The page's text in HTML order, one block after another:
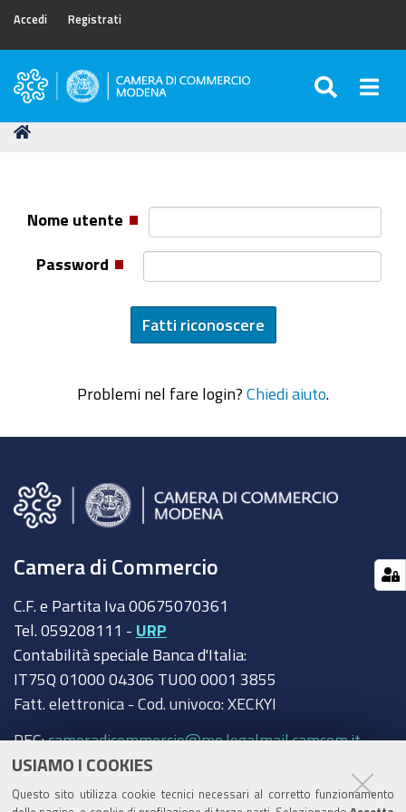
USIAMO I COOKIES
Questo sito utilizza cookie tecnici necessari al corretto funzionamento
Accedi Registrati
Camera
Commercio
Tu
Nome utente
Password
Problemi nel fare login? Chiedi aiuto
Camera di Commercio
C.F. e Partita Iva 00675070361
Tel. 059208111 - URP
Contabilità speciale Banca d'Italia:
IT75Q 01000 04306 TU00 0001 3855
Fatt. elettronica - Cod. univoco: XECKYI
PEC:cameradicommercio@mo.legalmail.camcom.it
Trasparenza